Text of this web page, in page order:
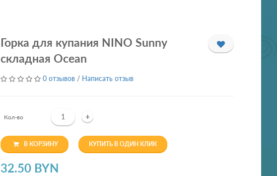
Горка для купания NINO Sunny
складная Ocean
0 отзывов / Написать отзыв
Кол-во +
В КОРЗИНУ КУПИТЬ В ОДИН КЛИК
32.50 BYN